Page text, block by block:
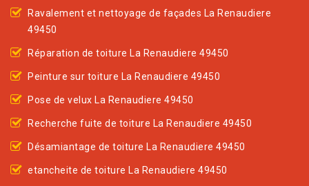
Ravalement et nettoyage de façades La Renaudiere
49450
Réparation de toiture La Renaudiere 49450
Peinture sur toiture La Renaudiere 49450
Pose de velux La Renaudiere 49450
Recherche fuite de toiture La Renaudiere 49450
Désamiantage de toiture La Renaudiere 49450
etancheite de toiture La Renaudiere 49450